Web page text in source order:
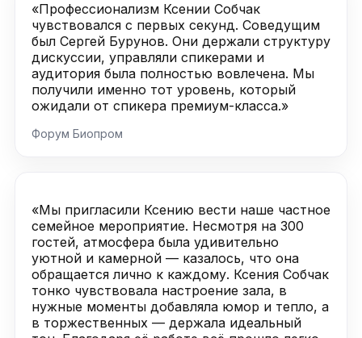
«Профессионализм Ксении Собчак
чувствовался с первых секунд. Соведущим
был Сергей Бурунов. Они держали структуру
дискуссии, управляли спикерами и
аудитория была полностью вовлечена. Мы
получили именно тот уровень, который
ожидали от спикера премиум-класса.»
Форум Биопром
«Мы пригласили Ксению вести наше частное
семейное мероприятие. Несмотря на 300
гостей, атмосфера была удивительно
уютной и камерной — казалось, что она
обращается лично к каждому. Ксения Собчак
тонко чувствовала настроение зала, в
нужные моменты добавляла юмор и тепло, а
в торжественных — держала идеальный